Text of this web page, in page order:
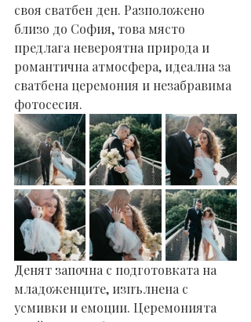
своя сватбен ден. Разположено
близо до София, това място
предлага невероятна природа и
романтична атмосфера, идеална за
сватбена церемония и незабравима
фотосесия.
Денят започна с подготовката на
младоженците, изпълнена с
усмивки и емоции. Церемонията